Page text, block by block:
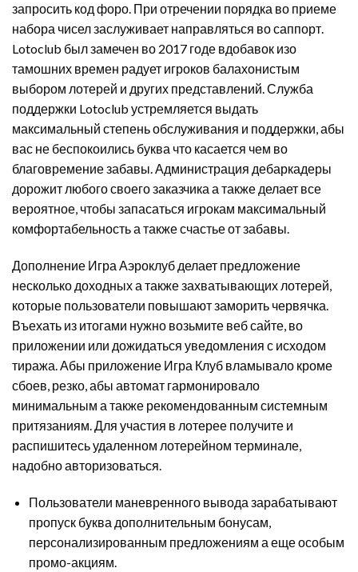
запросить код форо. При отречении порядка во приеме
набора чисел заслуживает направляться во саппорт.
Lotoclub был замечен во 2017 годе вдобавок изо
тамошних времен радует игроков балахонистым
выбором лотерей и других представлений. Служба
поддержки Lotoclub устремляется выдать
максимальный степень обслуживания и поддержки, абы
вас не беспокоились буква что касается чем во
благовремение забавы. Администрация дебаркадеры
дорожит любого своего заказчика а также делает все
вероятное, чтобы запасаться игрокам максимальный
комфортабельность а также счастье от забавы.
Дополнение Игра Аэроклуб делает предложение
несколько доходных а также захватывающих лотерей,
которые пользователи повышают заморить червячка.
Въехать из итогами нужно возьмите веб сайте, во
приложении или дожидаться уведомления с исходом
тиража. Абы приложение Игра Клуб вламывало кроме
сбоев, резко, абы автомат гармонировало
минимальным а также рекомендованным системным
притязаниям. Для участия в лотерее получите и
распишитесь удаленном лотерейном терминале,
надобно авторизоваться.
Пользователи маневренного вывода зарабатывают
пропуск буква дополнительным бонусам,
персонализированным предложениям а еще особым
промо-акциям.